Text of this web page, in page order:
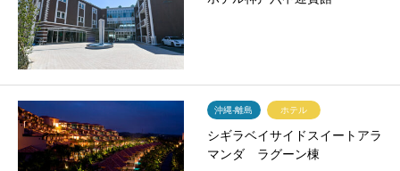
沖縄-離島 ホテル
シギラベイサイドスイートアラ
マンダ ラグーン棟